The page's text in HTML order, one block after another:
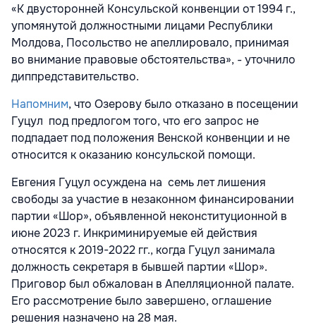
«К двусторонней Консульской конвенции от 1994 г.,
упомянутой должностными лицами Республики
Молдова, Посольство не апеллировало, принимая
во внимание правовые обстоятельства», - уточнило
диппредставительство.
Напомним, что Озерову было отказано в посещении
Гуцул под предлогом того, что его запрос не
подпадает под положения Венской конвенции и не
относится к оказанию консульской помощи.
Евгения Гуцул осуждена на семь лет лишения
свободы за участие в незаконном финансировании
партии «Шор», объявленной неконституционной в
июне 2023 г. Инкриминируемые ей действия
относятся к2019-2022 гг., когда Гуцул занимала
должность секретаря в бывшей партии «Шор».
Приговор был обжалован в Апелляционной палате.
Его рассмотрение было завершено, оглашение
решения назначено на 28 мая.